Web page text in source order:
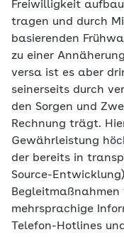
Freiwilligkeit
tragen und durch
basierenden
zu einer
versa ist es aber
seinerseits durch
den Sorgen und
Rechnung trägt.
Gewährleistung
der bereits in
Source-
mehrsprachige
Telefon-Hotlines